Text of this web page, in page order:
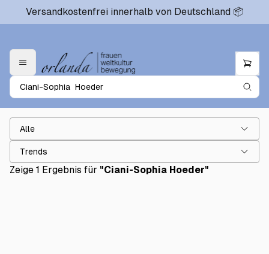
Versandkostenfrei innerhalb von Deutschland 📦
Alle
Zeige 1 Ergebnis für "Ciani-Sophia Hoeder"
Trends